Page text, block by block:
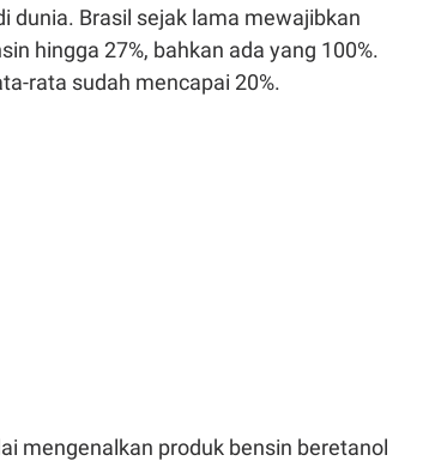
dunia. Brasil sejak lama mewajibkan
hingga 27%, bahkan ada yang 100%.
rata sudah mencapai 20%.
mengenalkan produk bensin beretanol